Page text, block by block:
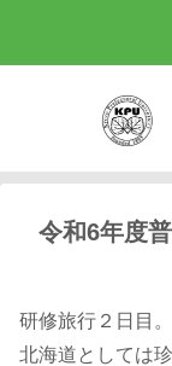
令和6年度
研修旅行２日目
北海道としては